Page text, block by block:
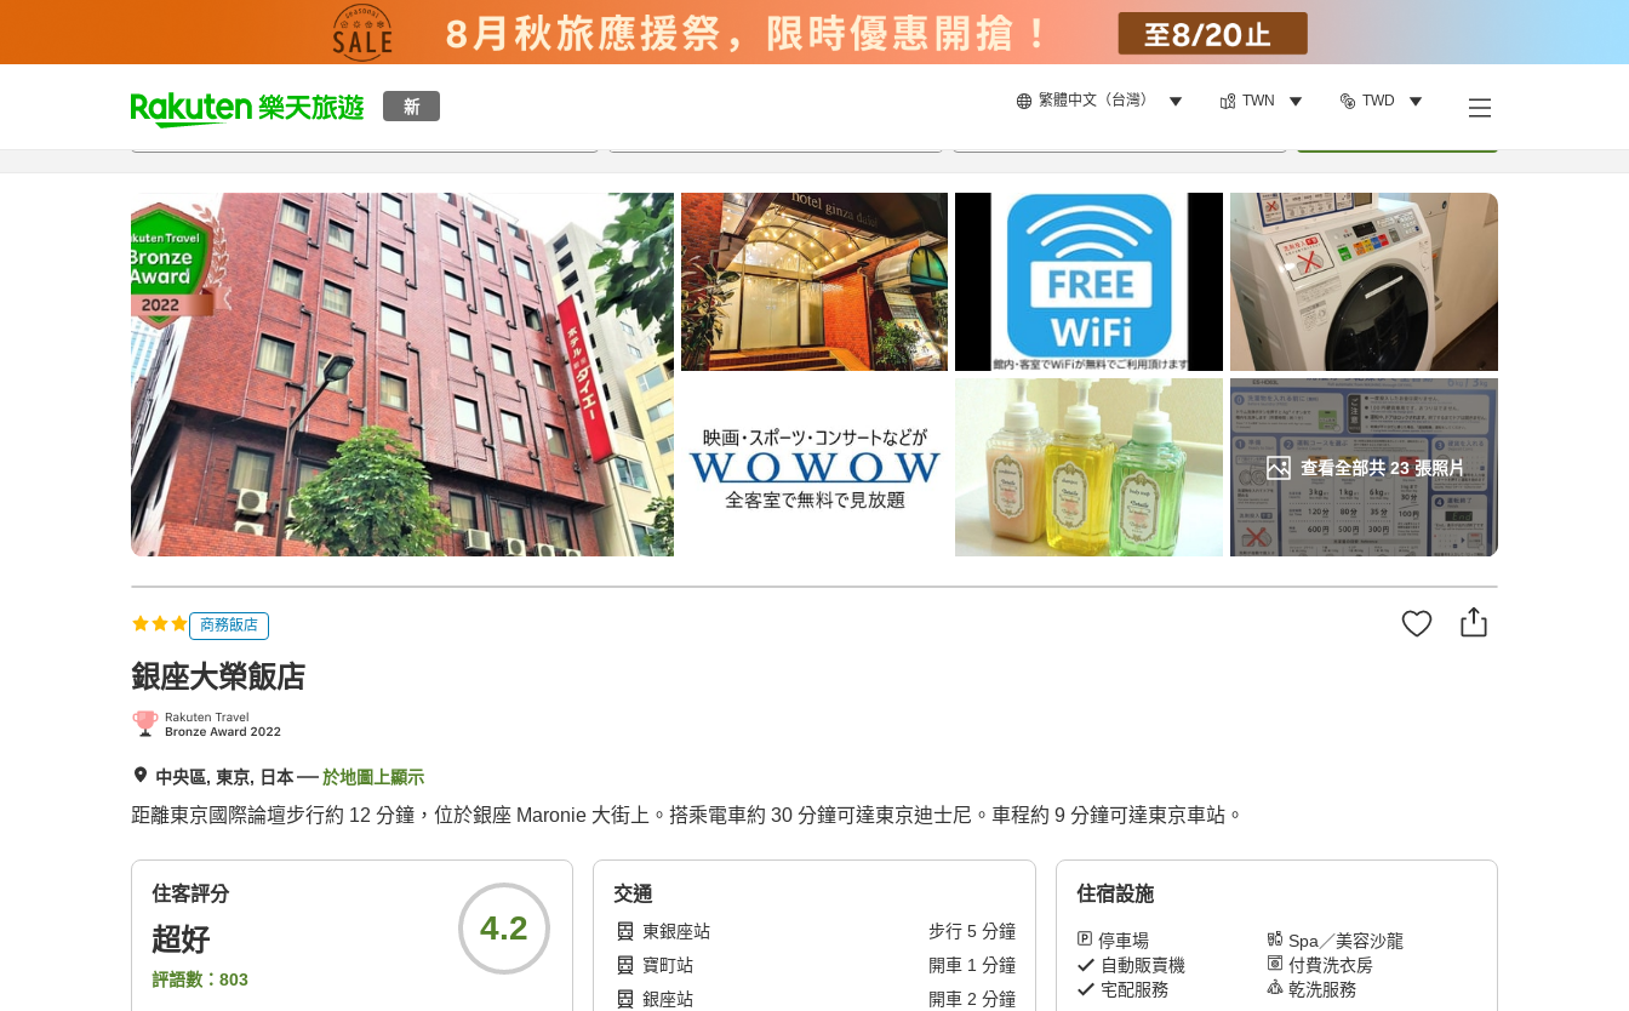
新 繁體中文（台灣） TWN TWD
t
p
g
e
_
s
e
a
r
c
h
查看全部共23張照片
總覽客房與方案評語特點設施
商務飯店
銀座大榮飯店
中央區, 東京, 日本 於地圖上顯示
距離東京國際論壇步行約 12 分鐘，位於銀座 Maronie 大街上。搭乘電車約 30 分鐘可達東京迪士尼。車程約 9 分鐘可達東京車站。
住客評分
超好
評語數： 803
4.2
交通
東銀座站 步行 5分鐘
寶町站
開車 1 分鐘
銀座站
開車 2 分鐘
住宿設施
停車場
Spa／美容沙龍
自動販賣機
付費洗衣房
宅配服務
乾洗服務